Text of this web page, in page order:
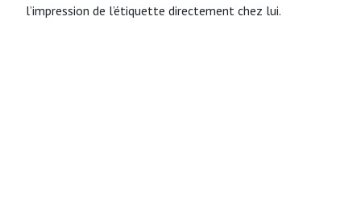
l’impression de l’étiquette directement chez lui.